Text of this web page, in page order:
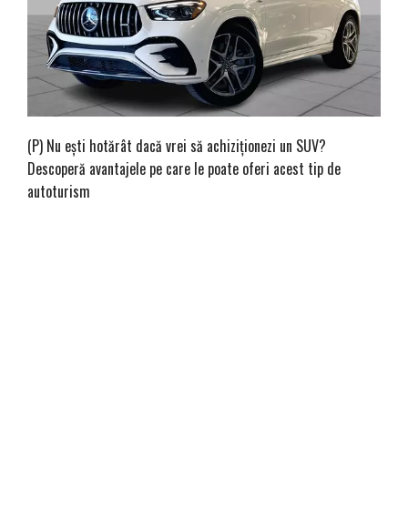
(P) Nu ești hotărât dacă vrei să achiziționezi un SUV?
Descoperă avantajele pe care le poate oferi acest tip de
autoturism